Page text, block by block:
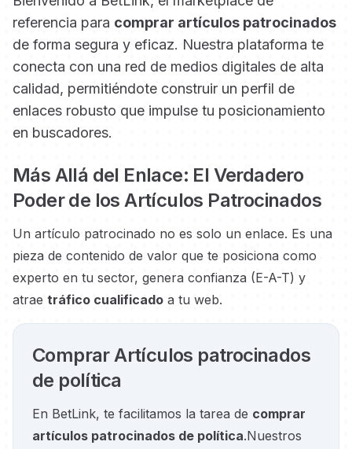
referencia para comprar artículos patrocinados
de forma segura y eficaz. Nuestra plataforma te
conecta con una red de medios digitales de alta
calidad, permitiéndote construir un perfil de
enlaces robusto que impulse tu posicionamiento
en buscadores.
Más Allá del Enlace: El Verdadero
Poder de los Artículos Patrocinados
Un artículo patrocinado no es solo un enlace. Es una
pieza de contenido de valor que te posiciona como
experto en tu sector, genera confianza (E-A-T) y
atrae tráfico cualificado a tu web.
Comprar Artículos patrocinados
de política
En BetLink, te facilitamos la tarea de comprar
artículos patrocinados de política.Nuestros